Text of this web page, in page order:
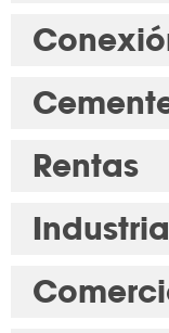
Rentas
Industria